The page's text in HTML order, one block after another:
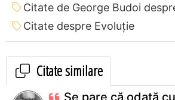
Citate de George Budoi
Citate despre Evoluție
Citate similare
Se pare că odată